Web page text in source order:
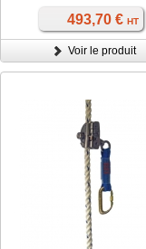
493,70 € HT
Voir le produit